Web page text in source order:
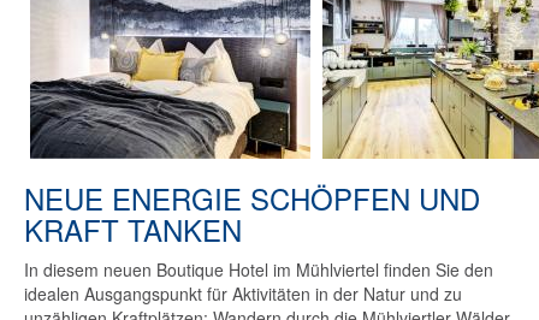
NEUE ENERGIE SCHÖPFEN UND
KRAFT TANKEN
In diesem neuen Boutique Hotel im Mühlviertel finden Sie den
idealen Ausgangspunkt für Aktivitäten in der Natur und zu